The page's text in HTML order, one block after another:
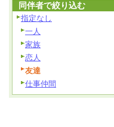
同伴者で絞り込む
指定なし
一人
家族
恋人
友達
仕事仲間